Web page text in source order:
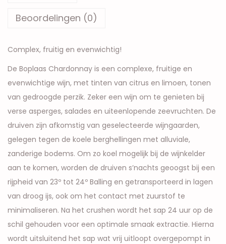
Beoordelingen (0)
Complex, fruitig en evenwichtig!
De Boplaas Chardonnay is een complexe, fruitige en
evenwichtige wijn, met tinten van citrus en limoen, tonen
van gedroogde perzik. Zeker een wijn om te genieten bij
verse asperges, salades en uiteenlopende zeevruchten. De
druiven zijn afkomstig van geselecteerde wijngaarden,
gelegen tegen de koele berghellingen met alluviale,
zanderige bodems. Om zo koel mogelijk bij de wijnkelder
aan te komen, worden de druiven s’nachts geoogst bij een
rijpheid van 23º tot 24º Balling en getransporteerd in lagen
van droog ijs, ook om het contact met zuurstof te
minimaliseren. Na het crushen wordt het sap 24 uur op de
schil gehouden voor een optimale smaak extractie. Hierna
wordt uitsluitend het sap wat vrij uitloopt overgepompt in